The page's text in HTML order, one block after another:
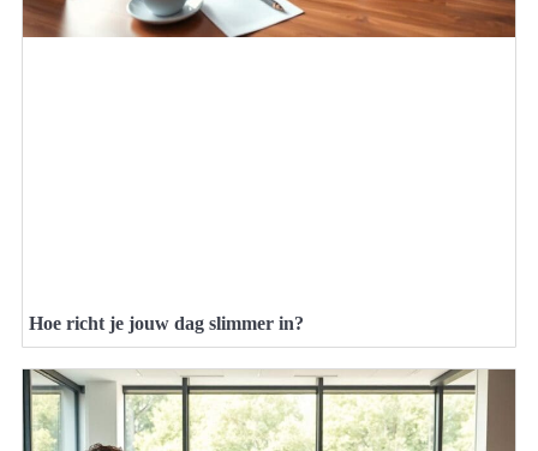
Hoe richt je jouw dag slimmer in?